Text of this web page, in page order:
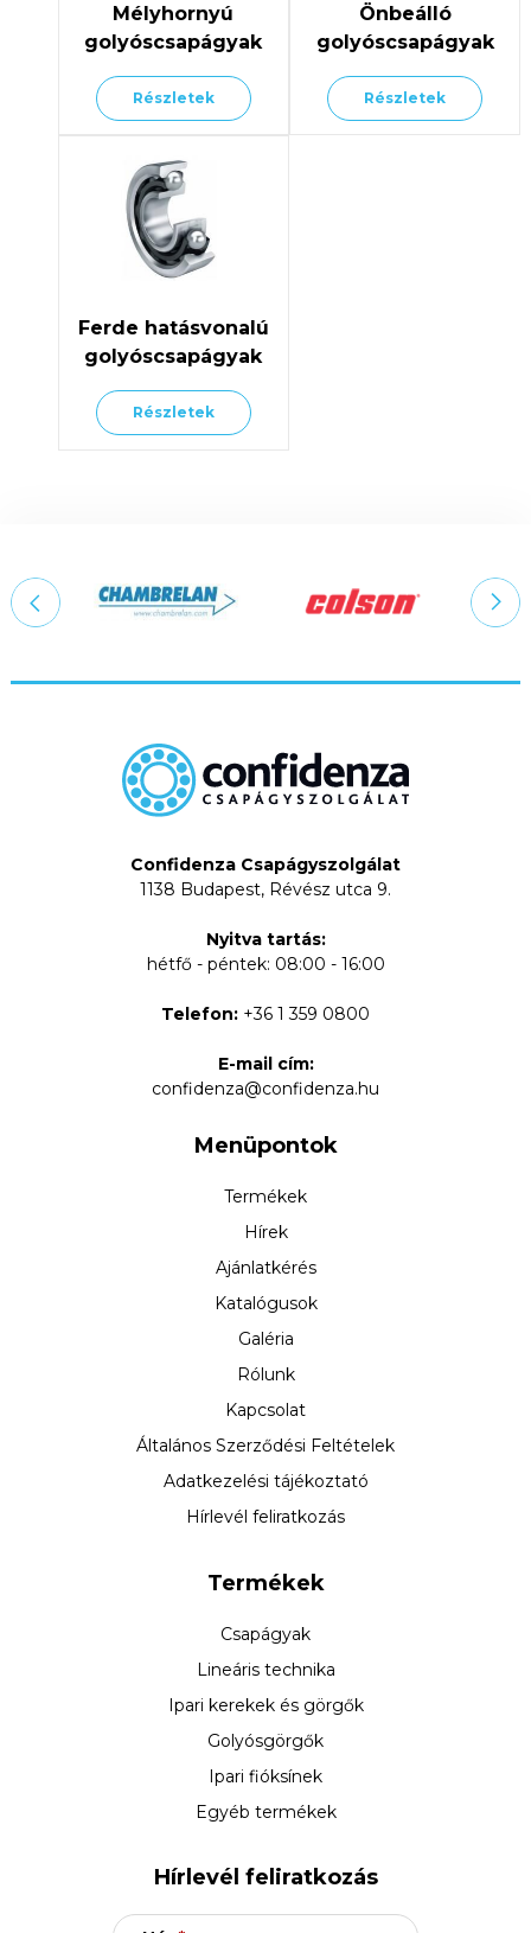
Mélyhornyú
golyóscsapágyak
Részletek
Önbeálló
golyóscsapágyak
Részletek
Ferde hatásvonalú
golyóscsapágyak
Részletek
Confidenza Csapágyszolgálat
1138 Budapest, Révész utca 9.
Nyitva tartás:
hétfő - péntek: 08:00 - 16:00
Telefon: +36 1 359 0800
E-mail cím:
confidenza@confidenza.hu
Menüpontok
Termékek
Hírek
Ajánlatkérés
Katalógusok
Galéria
Rólunk
Kapcsolat
Általános Szerződési Feltételek
Adatkezelési tájékoztató
Hírlevél feliratkozás
Termékek
Csapágyak
Lineáris technika
Ipari kerekek és görgők
Golyósgörgők
Ipari fióksínek
Egyéb termékek
Hírlevél feliratkozás